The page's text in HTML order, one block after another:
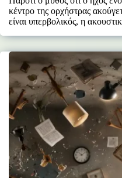
κέντρο της ορχήστρας
είναι υπερβολικός, η